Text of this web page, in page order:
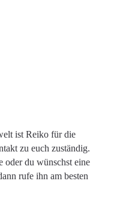
ist Reiko für die
zu euch zuständig.
oder du wünschst eine
rufe ihn am besten